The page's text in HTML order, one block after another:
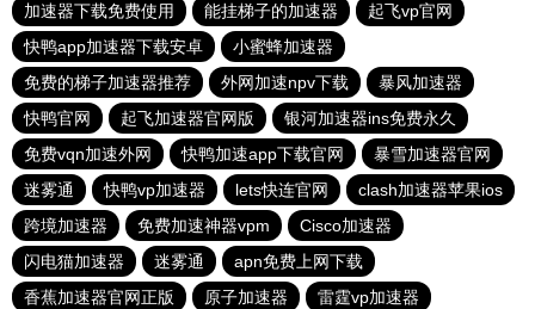
加速器下载免费使用
能挂梯子的加速器
起飞vp官网
快鸭app加速器下载安卓
小蜜蜂加速器
免费的梯子加速器推荐
外网加速npv下载
暴风加速器
快鸭官网
起飞加速器官网版
银河加速器ins免费永久
免费vqn加速外网
快鸭加速app下载官网
暴雪加速器官网
迷雾通
快鸭vp加速器 lets快连官网
clash加速器苹果ios
跨境加速器
免费加速神器vpm
Cisco加速器
闪电猫加速器
迷雾通
apn免费上网下载
香蕉加速器官网正版
原子加速器
雷霆vp加速器